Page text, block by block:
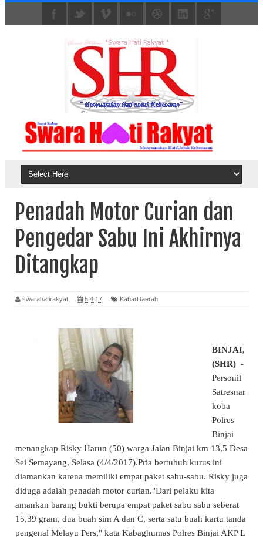
Penadah Motor Curian dan
Pengedar Sabu Ini Akhirnya
Ditangkap
swarahatirakyat 5.4.17 KabarDaerah
BINJAI,
(SHR) -
Personil
Satresnar
koba
Polres
Binjai
menangkap Risky Harun (50) warga Jalan Binjai km 13,5 Desa
Sei Semayang, Selasa (4/4/2017).Pria bertubuh kurus ini
diamankan karena memiliki empat paket sabu-sabu. Risky juga
diduga adalah penadah motor curian."Dari pelaku kita
amankan barang bukti berupa empat paket sabu sabu seberat
15,39 gram, dua buah sim A dan C, serta satu buah kartu tanda
pengenal Melayu Pers," kata Kabaghumas Polres Binjai AKP L